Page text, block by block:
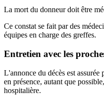
La mort du donneur doit être
Ce constat se fait par des
équipes en charge des greffes.
Entretien avec les
L'annonce du décès est
en présence, autant que
hospitalière.